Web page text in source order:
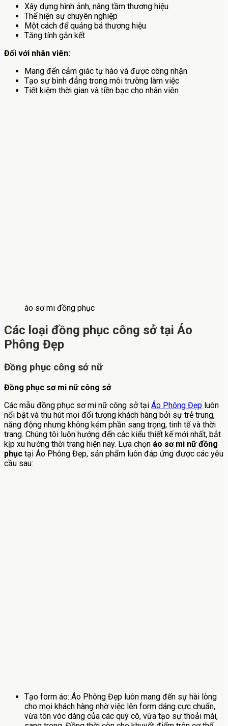
Xây dựng hình ảnh, nâng tầm thương hiệu
Thể hiện sự chuyên nghiệp
Một cách để quảng bá thương hiệu
Tăng tính gắn kết
Đối với nhân viên:
Mang đến cảm giác tự hào và được công nhận
Tạo sự bình đẳng trong môi trường làm việc
Tiết kiệm thời gian và tiền bạc cho nhân viên
áo sơ mi đồng phục
Các loại đồng phục công sở tại Áo
Phông Đẹp
Đồng phục công sở nữ
Đồng phục sơ mi nữ công sở
Các mẫu đồng phục sơ mi nữ công sở tại Áo Phông Đẹp luôn
nổi bật và thu hút mọi đối tượng khách hàng bởi sự trẻ trung,
năng động nhưng không kém phần sang trọng, tinh tế và thời
trang. Chúng tôi luôn hướng đến các kiểu thiết kế mới nhất, bắt
kịp xu hướng thời trang hiện nay. Lựa chọn áo sơ mi nữ đồng
phục tại Áo Phông Đẹp, sản phẩm luôn đáp ứng được các yêu
cầu sau:
Tạo form áo: Áo Phông Đẹp luôn mang đến sự hài lòng
cho mọi khách hàng nhờ việc lên form dáng cực chuẩn,
vừa tôn vóc dáng của các quý cô, vừa tạo sự thoải mái,